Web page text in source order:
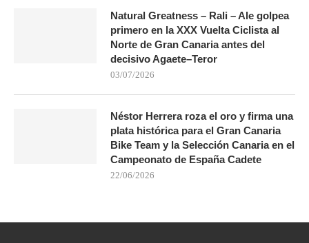
Natural Greatness – Rali – Ale golpea
primero en la XXX Vuelta Ciclista al
Norte de Gran Canaria antes del
decisivo Agaete–Teror
03/07/2026
Néstor Herrera roza el oro y firma una
plata histórica para el Gran Canaria
Bike Team y la Selección Canaria en el
Campeonato de España Cadete
22/06/2026